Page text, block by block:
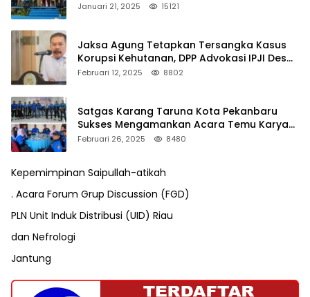
Januari 21, 2025 15121
Jaksa Agung Tetapkan Tersangka Kasus
Korupsi Kehutanan, DPP Advokasi IPJI Desak
Pengusutan Pajak RAPP
Februari 12, 2025 8802
Satgas Karang Taruna Kota Pekanbaru
Sukses Mengamankan Acara Temu Karya
VII Karang Taruna Pekanbaru
Februari 26, 2025 8480
Kepemimpinan Saipullah-atikah
. Acara Forum Grup Discussion (FGD)
PLN Unit Induk Distribusi (UID) Riau
dan Nefrologi
Jantung